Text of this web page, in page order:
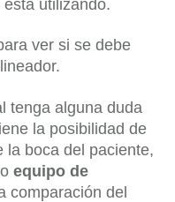
utilizando.
ver si se debe
tenga alguna duda
la posibilidad de
la boca del paciente,
equipo de
comparación del